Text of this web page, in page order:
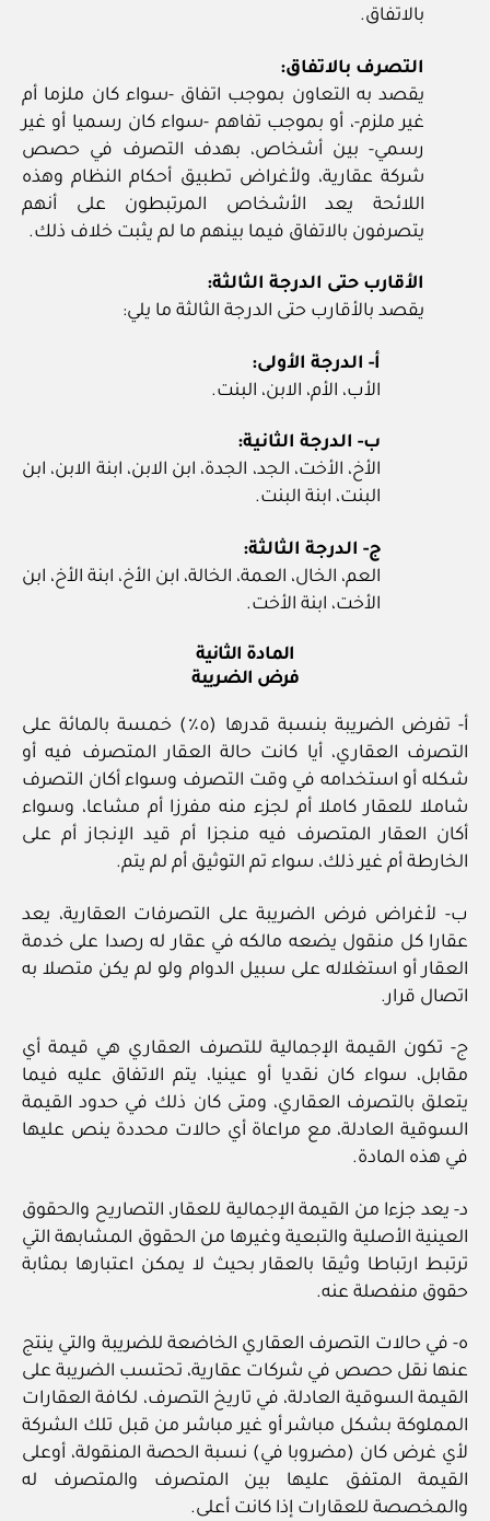
بالاتفاق.
التصرف بالاتفاق:
يقصد به التعاون بموجب اتفاق ‏-سواء كان ملزما أم
غير ملزم-، أو بموجب تفاهم ‏-سواء كان رسميا أو غير
رسمي‏- بين أشخاص، بهدف التصرف في حصص
شركة عقارية، ولأغراض تطبيق أحكام النظام وهذه
اللائحة يعد الأشخاص المرتبطون على أنهم
يتصرفون بالاتفاق فيما بينهم ما لم يثبت خلاف ذلك.
الأقارب حتى الدرجة الثالثة:
يقصد بالأقارب حتى الدرجة الثالثة ما يلي:
أ‏- الدرجة الأولى:
الأب، الأم، الابن، البنت.
ب‏- الدرجة الثانية:
الأخ، الأخت، الجد، الجدة، ابن الابن، ابنة الابن، ابن
البنت، ابنة البنت.
ج‏- الدرجة الثالثة:
العم، الخال، العمة، الخالة، ابن الأخ، ابنة الأخ، ابن
الأخت، ابنة الأخت.
المادة الثانية
فرض الضريبة
أ‏- تفرض الضريبة بنسبة قدرها (٥٪) خمسة بالمائة على
التصرف العقاري، أيا كانت حالة العقار المتصرف فيه أو
شكله أو استخدامه في وقت التصرف وسواء أكان التصرف
شاملا للعقار كاملا أم لجزء منه مفرزا أم مشاعا، وسواء
أكان العقار المتصرف فيه منجزا أم قيد الإنجاز أم على
الخارطة أم غير ذلك، سواء تم التوثيق أم لم يتم.
ب‏- لأغراض فرض الضريبة على التصرفات العقارية، يعد
عقارا كل منقول يضعه مالكه في عقار له رصدا على خدمة
العقار أو استغلاله على سبيل الدوام ولو لم يكن متصلا به
اتصال قرار.
ج‏- تكون القيمة الإجمالية للتصرف العقاري هي قيمة أي
مقابل، سواء كان نقديا أو عينيا، يتم الاتفاق عليه فيما
يتعلق بالتصرف العقاري، ومتى كان ذلك في حدود القيمة
السوقية العادلة، مع مراعاة أي حالات محددة ينص عليها
في هذه المادة.
د‏- يعد جزءا من القيمة الإجمالية للعقار، التصاريح والحقوق
العينية الأصلية والتبعية وغيرها من الحقوق المشابهة التي
ترتبط ارتباطا وثيقا بالعقار بحيث لا يمكن اعتبارها بمثابة
حقوق منفصلة عنه.
ه‏- في حالات التصرف العقاري الخاضعة للضريبة والتي ينتج
عنها نقل حصص في شركات عقارية، تحتسب الضريبة على
القيمة السوقية العادلة، في تاريخ التصرف، لكافة العقارات
المملوكة بشكل مباشر أو غير مباشر من قبل تلك الشركة
لأي غرض كان (مضروبا في) نسبة الحصة المنقولة، أوعلى
القيمة المتفق عليها بين المتصرف والمتصرف له
والمخصصة للعقارات إذا كانت أعلى.